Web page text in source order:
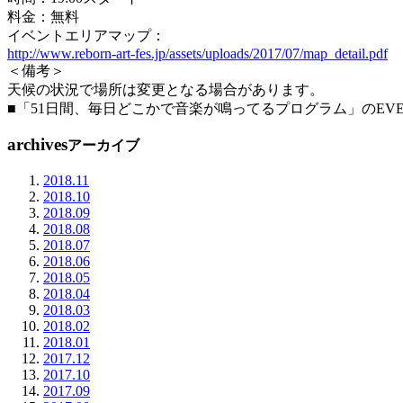
料金：無料
イベントエリアマップ：
http://www.reborn-art-fes.jp/assets/uploads/2017/07/map_detail.pdf
＜備考＞
天候の状況で場所は変更となる場合があります。
■「51日間、毎日どこかで音楽が鳴ってるプログラム」の
archivesアーカイブ
2018.11
2018.10
2018.09
2018.08
2018.07
2018.06
2018.05
2018.04
2018.03
2018.02
2018.01
2017.12
2017.10
2017.09